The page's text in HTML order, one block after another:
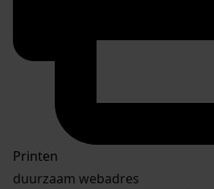
Printen
duurzaam webadres